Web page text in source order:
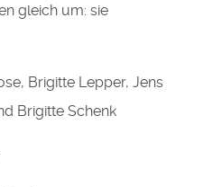
gleich um: sie
Brigitte Lepper, Jens
Brigitte Schenk